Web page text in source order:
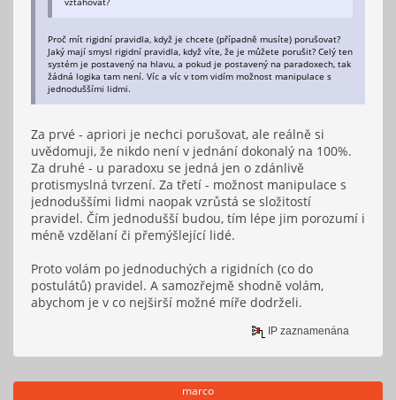
Proč mít rigidní pravidla, když je chcete (případně musíte) porušovat?
Jaký mají smysl rigidní pravidla, když víte, že je můžete porušit? Celý ten
systém je postavený na hlavu, a pokud je postavený na paradoxech, tak
žádná logika tam není. Víc a víc v tom vidím možnost manipulace s
jednoduššími lidmi.
Za prvé - apriori je nechci porušovat, ale reálně si
uvědomuji, že nikdo není v jednání dokonalý na 100%.
Za druhé - u paradoxu se jedná jen o zdánlivě
protismyslná tvrzení. Za třetí - možnost manipulace s
jednoduššími lidmi naopak vzrůstá se složitostí
pravidel. Čím jednodušší budou, tím lépe jim porozumí i
méně vzdělaní či přemýšlející lidé.
Proto volám po jednoduchých a rigidních (co do
postulátů) pravidel. A samozřejmě shodně volám,
abychom je v co nejširší možné míře dodrželi.
IP zaznamenána
marco